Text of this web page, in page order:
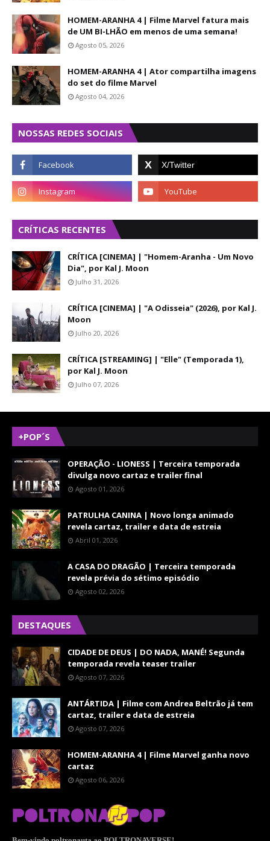
HOMEM-ARANHA 4 | Filme Marvel fatura mais
de UM BI-LHÃO em menos de uma semana!
Agosto 05, 2026
HOMEM-ARANHA 4 | Ator compartilha imagens
do set do filme Marvel
Agosto 04, 2026
NOSSAS REDES SOCIAIS
CRÍTICAS RECENTES
CRÍTICA [CINEMA] | "Homem-Aranha - Um Novo
Dia", por Kal J. Moon
Julho 31, 2026
CRÍTICA [CINEMA] | "A Odisseia" (2026), por Kal J.
Moon
Julho 20, 2026
CRÍTICA [STREAMING] | "Elle" (Temporada 1),
por Kal J. Moon
Julho 07, 2026
+POP´S
OPERAÇÃO - LIONESS | Terceira temporada
divulga novo cartaz e trailer final
Agosto 01, 2026
PATRULHA CANINA | Novo longa animado
revela cartaz, trailer e data de estreia
Abril 01, 2026
A CASA DO DRAGÃO | Terceira temporada
revela prévia do sétimo episódio
Agosto 02, 2026
DESTAQUES
CIDADE DE DEUS | DO NADA, MANÉ! Segunda
temporada revela teaser trailer
Agosto 07, 2026
ANTÁRTIDA | Filme com Andrea Beltrão já tem
cartaz, trailer e data de estreia
Agosto 07, 2026
HOMEM-ARANHA 4 | Filme Marvel ganha novo
cartaz
Agosto 06, 2026